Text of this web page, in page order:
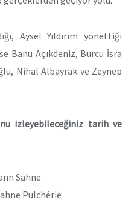
Aysel Yıldırım yönettiği
Banu Açıkdeniz, Burcu İsra
Nihal Albayrak ve Zeynep
izleyebileceğiniz tarih ve
Sahne
Pulchérie